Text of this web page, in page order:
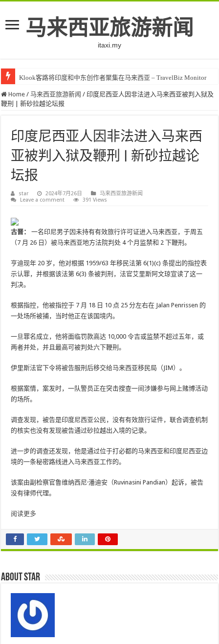
马来西亚旅游新闻
itaxi.my
Klook客路将印度和中东创作者聚集在马来西亚 – TravelBiz Monitor
Home / 马来西亚旅游新闻 / 印度尼西亚人因非法进入马来西亚被判入狱及
鞭刑 | 新砂拉越论坛报
印度尼西亚人因非法进入马来西
亚被判入狱及鞭刑 | 新砂拉越论
坛报
star 2024年7月26日
马来西亚旅游新闻
Leave a comment
391 Views
古晋：一名印尼男子因未持有有效旅行许可证进入马来西亚，于周五
（7 月 26 日）被马来西亚地方法院判处 4 个月监禁和 2 下鞭刑。
亨迪现年 20 岁，他对根据 1959/63 年移民法第 6(1)(c) 条提出的指控表
示认罪，并根据该法第 6(3) 条被判刑，法官艾里斯阿文琼宣读了这一
判决。
根据指控，他被指控于 7 月 18 日 10 点 25 分左右在 Jalan Penrissen 的
一处场所被捕，当时他正在该国境内。
一旦罪名成立，他将面临罚款高达 10,000 令吉或监禁不超过五年，或
两者并处，并且最高可被判处六下鞭刑。
伊里斯法官下令将被告服刑后移交给马来西亚移民局（JIM）。
根据案情，案发时，一队警员正在突击搜查一间涉嫌参与网上赌博活动
的场所。
调查发现，被告是印度尼西亚公民，没有有效旅行证件，联合调查机制
的核实也没有发现被告通过砂拉越出入境的记录。
进一步的调查还发现，他是通过位于打必都的马来西亚和印度尼西亚边
境的一条秘密路线进入马来西亚工作的。
该案由副检察官鲁维纳西尼·潘迪安（Ruvinasini Pandian）起诉，被告
没有律师代理。
阅读更多
About star